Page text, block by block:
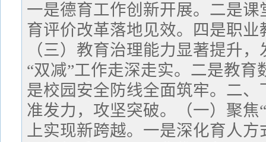
一是德育工作创新开展。二是
育评价改革落地见效。四是职
（三）教育治理能力显著提升
“双减”工作走深走实。二是教
是校园安全防线全面筑牢。二
准发力，攻坚突破。（一）聚焦
上实现新跨越。一是深化育人